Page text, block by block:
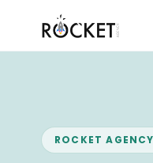
ROCKET AGENCY